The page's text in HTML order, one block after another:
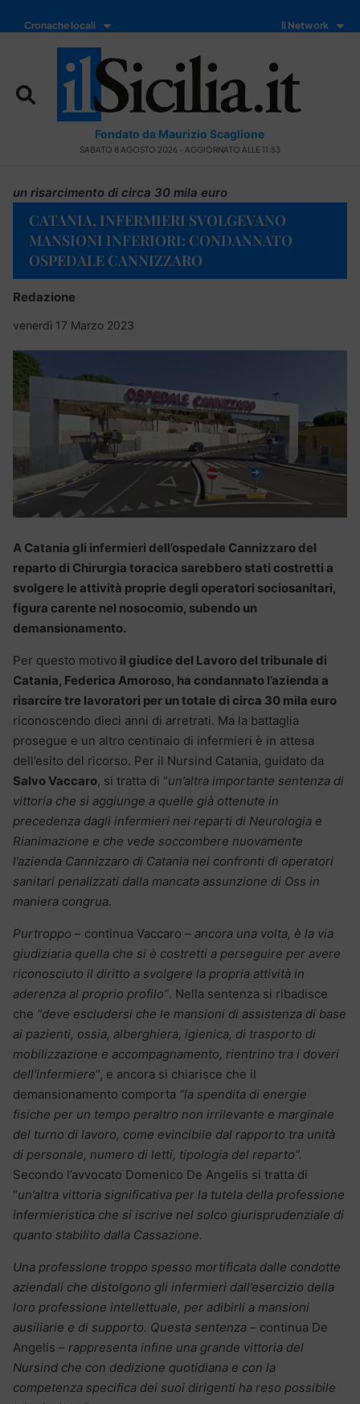
Cronache locali Il Network
Fondato da Maurizio Scaglione
SABATO 8 AGOSTO 2026 - AGGIORNATO ALLE 11:53
un risarcimento di circa 30 mila euro
CATANIA, INFERMIERI SVOLGEVANO
MANSIONI INFERIORI: CONDANNATO
OSPEDALE CANNIZZARO
Redazione
venerdì 17 Marzo 2023
A Catania gli infermieri dell’ospedale Cannizzaro del
reparto di Chirurgia toracica sarebbero stati costretti a
svolgere le attività proprie degli operatori sociosanitari,
figura carente nel nosocomio, subendo un
demansionamento.
Per questo motivo il giudice del Lavoro del tribunale di
Catania, Federica Amoroso, ha condannato l’azienda a
risarcire tre lavoratori per un totale di circa 30 mila euro
riconoscendo dieci anni di arretrati. Ma la battaglia
prosegue e un altro centinaio di infermieri è in attesa
dell’esito del ricorso. Per il Nursind Catania, guidato da
Salvo Vaccaro, si tratta di “un’altra importante sentenza di
vittoria che si aggiunge a quelle già ottenute in
precedenza dagli infermieri nei reparti di Neurologia e
Rianimazione e che vede soccombere nuovamente
l’azienda Cannizzaro di Catania nei confronti di operatori
sanitari penalizzati dalla mancata assunzione di Oss in
maniera congrua.
Purtroppo – continua Vaccaro – ancora una volta, è la via
giudiziaria quella che si è costretti a perseguire per avere
riconosciuto il diritto a svolgere la propria attività in
aderenza al proprio profilo”. Nella sentenza si ribadisce
che “deve escludersi che le mansioni di assistenza di base
ai pazienti, ossia, alberghiera, igienica, di trasporto di
mobilizzazione e accompagnamento, rientrino tra i doveri
dell’infermiere“, e ancora si chiarisce che il
demansionamento comporta “la spendita di energie
fisiche per un tempo peraltro non irrilevante e marginale
del turno di lavoro, come evincibile dal rapporto tra unità
di personale, numero di letti, tipologia del reparto”.
Secondo l’avvocato Domenico De Angelis si tratta di
“un’altra vittoria significativa per la tutela della professione
infermieristica che si iscrive nel solco giurisprudenziale di
quanto stabilito dalla Cassazione.
Una professione troppo spesso mortificata dalle condotte
aziendali che distolgono gli infermieri dall’esercizio della
loro professione intellettuale, per adibirli a mansioni
ausiliarie e di supporto. Questa sentenza – continua De
Angelis – rappresenta infine una grande vittoria del
Nursind che con dedizione quotidiana e con la
competenza specifica dei suoi dirigenti ha reso possibile